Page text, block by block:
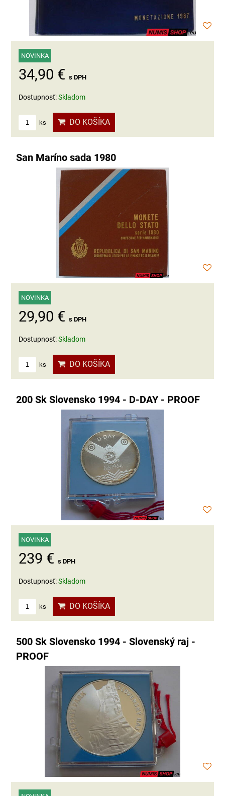
NOVINKA
34,90 € s DPH
Dostupnosť:Skladom
ks DO KOŠÍKA
San Maríno sada 1980
NOVINKA
29,90 € s DPH
Dostupnosť:Skladom
ks DO KOŠÍKA
200 Sk Slovensko 1994 - D-DAY - PROOF
NOVINKA
239 € s DPH
Dostupnosť:Skladom
ks DO KOŠÍKA
500 Sk Slovensko 1994 - Slovenský raj -
PROOF